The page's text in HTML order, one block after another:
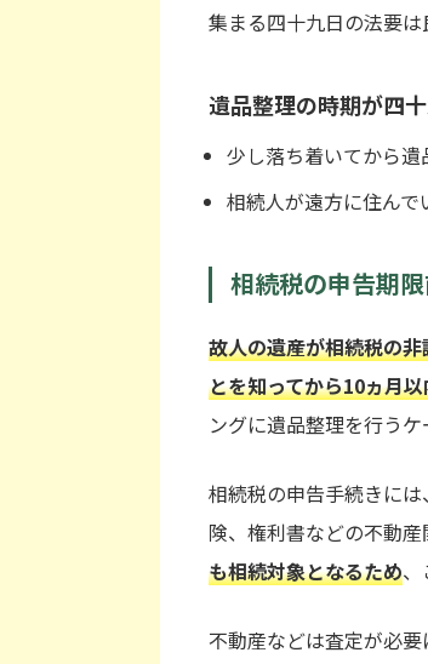
集まる四十九日の法要は
遺品整理の時期が四
少し落ち着いてから
相続人が遠方に住ん
相続税の申告期
故人の遺産が相続税の
とを知ってから10ヵ月
ングに遺品整理を行うケ
相続税の申告手続きに
険、権利書などの不動
も相続対象となるため、
不動産などは査定が必